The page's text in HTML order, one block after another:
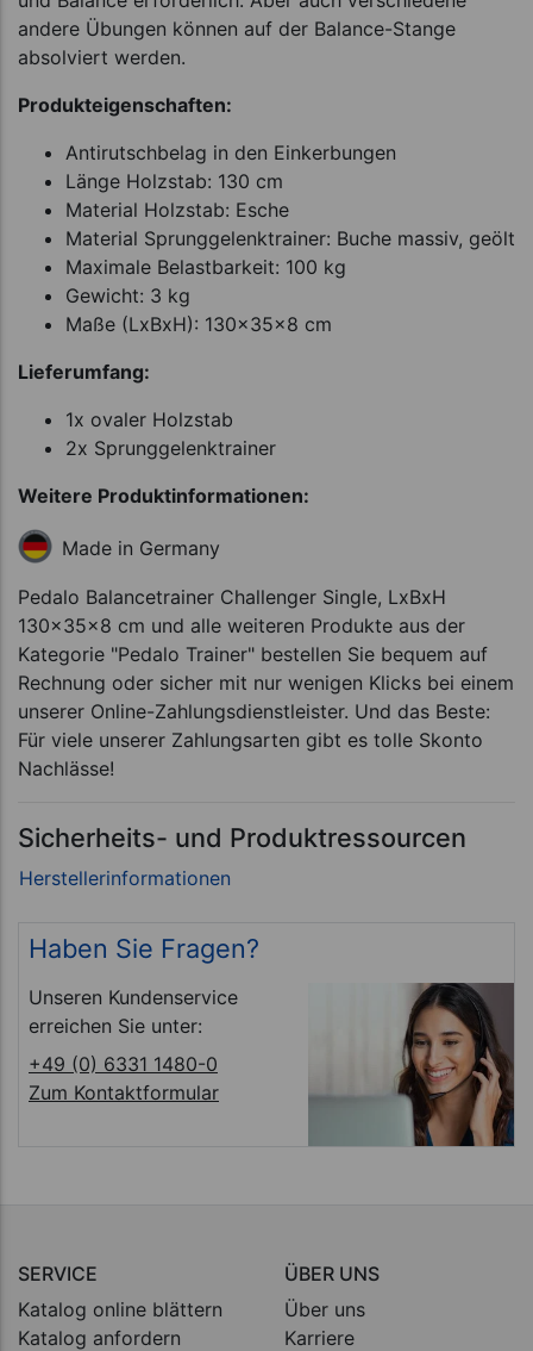
andere Übungen können auf der Balance-Stange
absolviert werden.
Produkteigenschaften:
Antirutschbelag in den Einkerbungen
Länge Holzstab: 130 cm
Material Holzstab: Esche
Material Sprunggelenktrainer: Buche massiv, geölt
Maximale Belastbarkeit: 100 kg
Gewicht: 3 kg
Maße (LxBxH): 130x35x8 cm
Lieferumfang:
1x ovaler Holzstab
2x Sprunggelenktrainer
Weitere Produktinformationen:
Made in Germany
Pedalo Balancetrainer Challenger Single, LxBxH
130x35x8 cm und alle weiteren Produkte aus der
Kategorie "Pedalo Trainer" bestellen Sie bequem auf
Rechnung oder sicher mit nur wenigen Klicks bei einem
unserer Online-Zahlungsdienstleister. Und das Beste:
Für viele unserer Zahlungsarten gibt es tolle Skonto
Nachlässe!
Sicherheits- und Produktressourcen
Haben Sie Fragen?
Unseren Kundenservice
erreichen Sie unter:
+49 (0) 6331 1480-0
Zum Kontaktformular
SERVICE
Katalog online blättern
Katalog anfordern
ÜBER UNS
Über uns
Karriere